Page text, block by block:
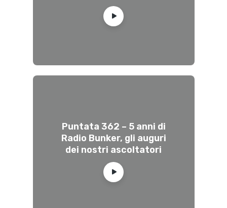
Puntata 362 – 5 anni di
Radio Bunker, gli auguri
dei nostri ascoltatori